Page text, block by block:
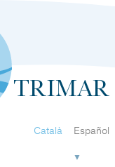
Español
Català
▼